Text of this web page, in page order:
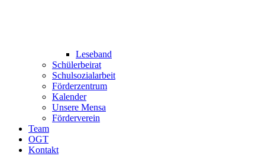
Leseband
Schülerbeirat
Schulsozialarbeit
Förderzentrum
Kalender
Unsere Mensa
Förderverein
Team
OGT
Kontakt